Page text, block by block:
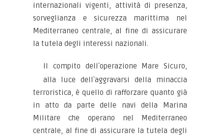
internazionali vigenti, attività di presenza,
sorveglianza e sicurezza marittima nel
Mediterraneo centrale, al fine di assicurare
la tutela degli interessi nazionali.
Il compito dell`operazione Mare Sicuro,
alla luce dell`aggravarsi della minaccia
terroristica, è quello di rafforzare quanto già
in atto da parte delle navi della Marina
Militare che operano nel Mediterraneo
centrale, al fine di assicurare la tutela degli